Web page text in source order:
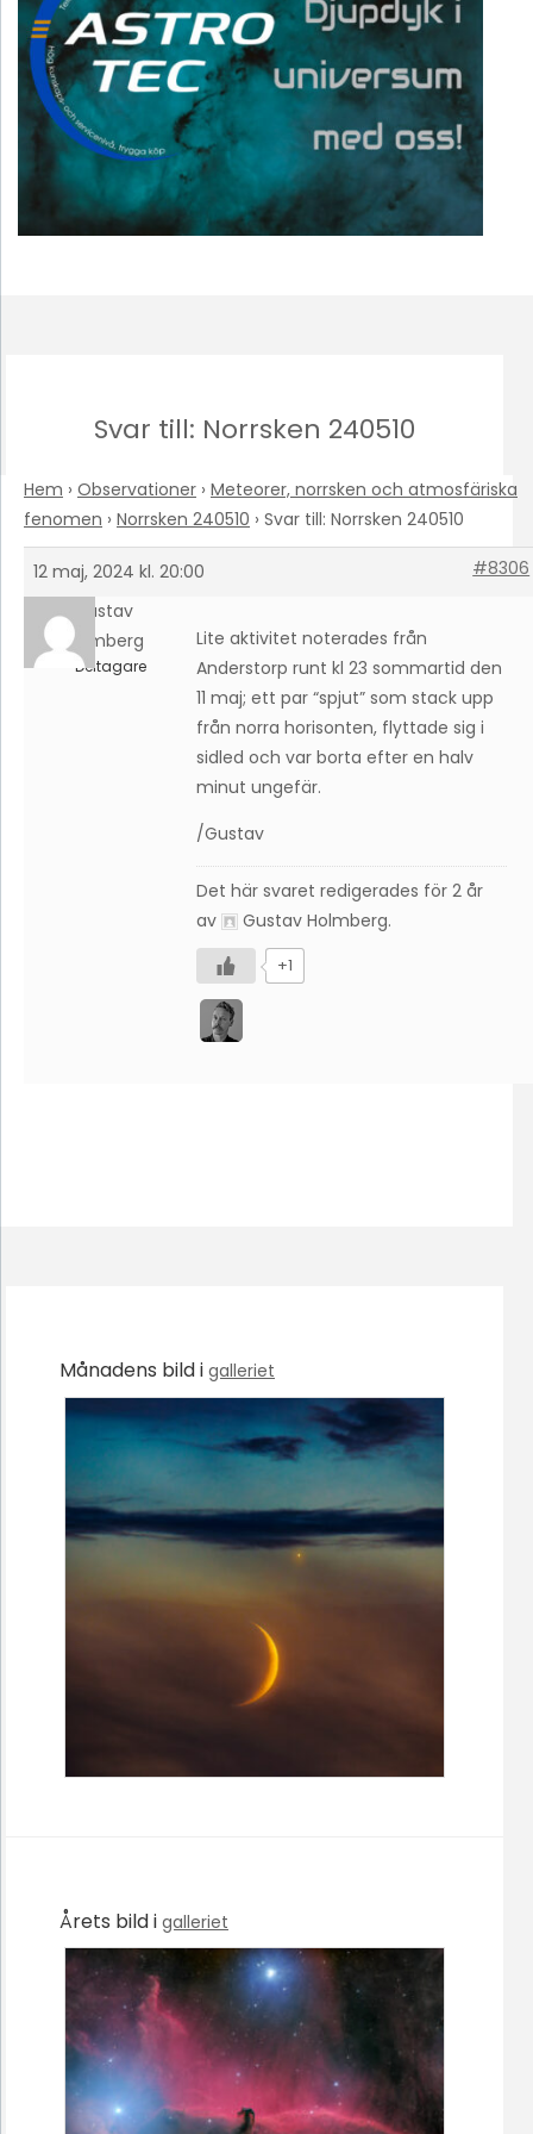
Svar till: Norrsken 240510
Hem › Observationer › Meteorer, norrsken och atmosfäriska
fenomen › Norrsken 240510 › Svar till: Norrsken 240510
12 maj, 2024 kl. 20:00
#8306
Gustav
Holmberg
Deltagare
Lite aktivitet noterades från
Anderstorp runt kl 23 sommartid den
11 maj; ett par “spjut” som stack upp
från norra horisonten, flyttade sig i
sidled och var borta efter en halv
minut ungefär.
/Gustav
Det här svaret redigerades för 2 år
av
Gustav Holmberg.
+1
Månadens bild i galleriet
Årets bild i galleriet